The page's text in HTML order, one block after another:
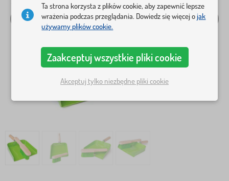
Ta strona korzysta z plików cookie, aby zapewnić lepsze
wrażenia podczas przeglądania. Dowiedz się więcej ojak
używamy plików cookie.
Zaakceptuj wszystkie pliki cookie
Akceptuj tylko niezbędne pliki cookie